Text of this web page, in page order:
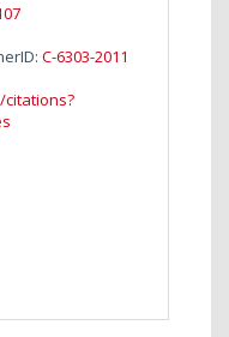
C-6303-2011